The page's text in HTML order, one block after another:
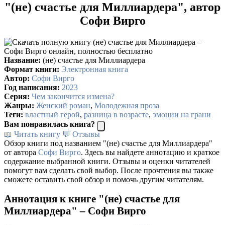
"(не) счастье для Миллиардера", автор
Софи Вирго
Название: (не) счастье для Миллиардера
Формат книги: Электронная книга
Автор: Софи Вирго
Год написания: 2023
Серия: Чем закончится измена?
Жанры: Женский роман, Молодежная проза
Теги: властный герой, разница в возрасте, эмоции на грани
Вам понравилась книга?
📖 Читать книгу 💬 Отзывы
Обзор книги под названием "(не) счастье для Миллиардера"
от автора Софи Вирго. Здесь вы найдете аннотацию и краткое
содержание выбранной книги. Отзывы и оценки читателей
помогут вам сделать свой выбор. После прочтения вы также
сможете оставить свой обзор и помочь другим читателям.
Аннотация к книге "(не) счастье для
Миллиардера" – Софи Вирго